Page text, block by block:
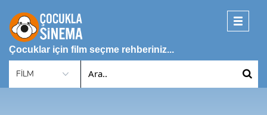
Toggle
Çocuklar için film seçme rehberiniz...